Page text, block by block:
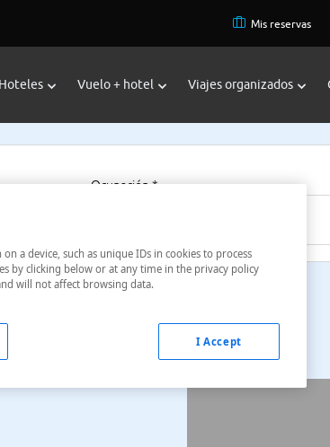
Mis reservas
Hoteles Vuelo + hotel Viajes organizados
Ocupación *
a device, such as unique IDs in cookies to process
by clicking below or at any time in the privacy policy
will not affect browsing data.
I Accept